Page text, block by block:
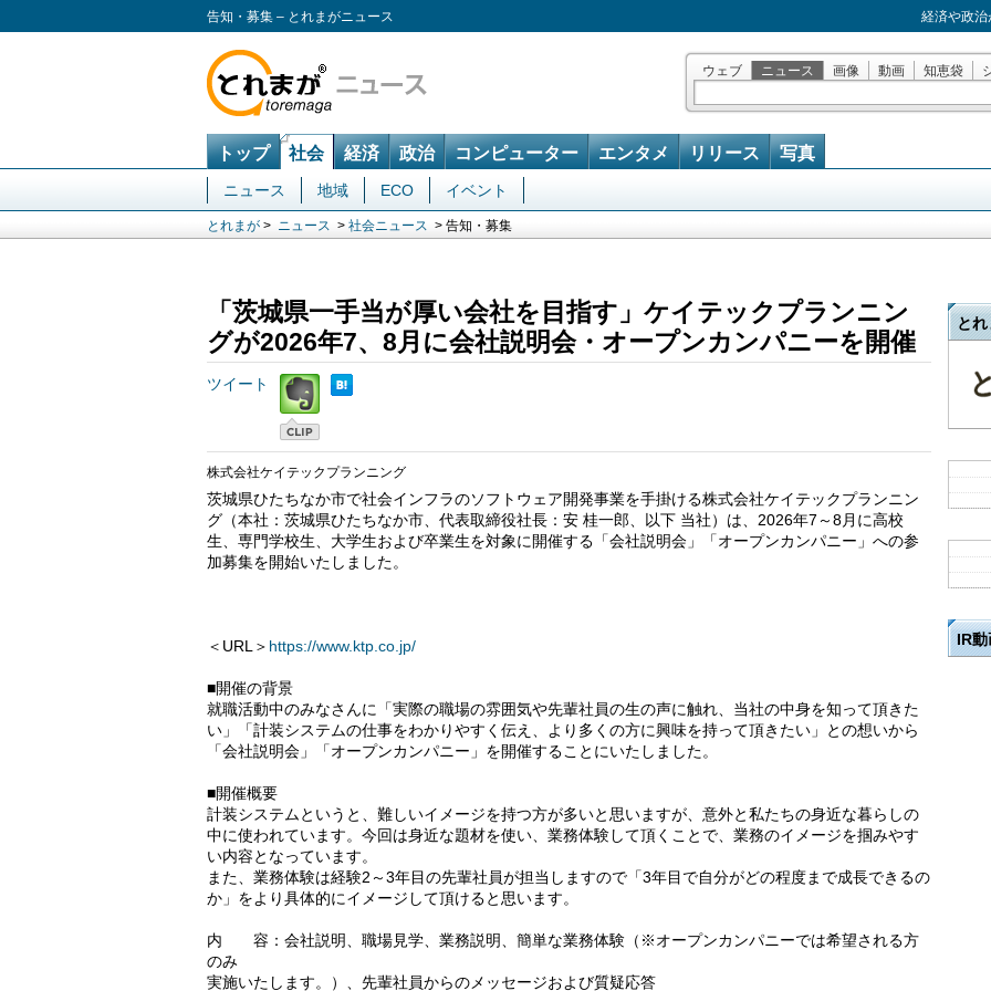
告知・募集 – とれまがニュース 経済や政
ウェブ ニュース 画像 動画 知恵袋
トップ 社会 経済 政治 コンピューター エンタメ リリース 写真
ニュース 地域 ECO イベント
とれまが > ニュース > 社会ニュース > 告知・募集
「茨城県一手当が厚い会社を目指す」ケイテックプランニン
グが2026年7、8月に会社説明会・オープンカンパニーを開催
ツイート
株式会社ケイテックプランニング
茨城県ひたちなか市で社会インフラのソフトウェア開発事業を手掛ける株式会社ケイテックプランニン
グ（本社：茨城県ひたちなか市、代表取締役社長：安 桂一郎、以下 当社）は、2026年7～8月に高校
生、専門学校生、大学生および卒業生を対象に開催する「会社説明会」「オープンカンパニー」への参
加募集を開始いたしました。
＜URL＞ https://www.ktp.co.jp/
■開催の背景
就職活動中のみなさんに「実際の職場の雰囲気や先輩社員の生の声に触れ、当社の中身を知って頂きた
い」「計装システムの仕事をわかりやすく伝え、より多くの方に興味を持って頂きたい」との想いから
「会社説明会」「オープンカンパニー」を開催することにいたしました。
■開催概要
計装システムというと、難しいイメージを持つ方が多いと思いますが、意外と私たちの身近な暮らしの
中に使われています。今回は身近な題材を使い、業務体験して頂くことで、業務のイメージを掴みやす
い内容となっています。
また、業務体験は経験2～3年目の先輩社員が担当しますので「3年目で自分がどの程度まで成長できるの
か」をより具体的にイメージして頂けると思います。
内 容：会社説明、職場見学、業務説明、簡単な業務体験（※オープンカンパニーでは希望される方
のみ
実施いたします。）、先輩社員からのメッセージおよび質疑応答
とれ
IR動